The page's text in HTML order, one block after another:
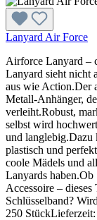
Lanyard Air Force
Airforce Lanyard –
Lanyard sieht nicht
aus wie Action.Der
Metall-Anhänger,
verleiht.Robust,
selbst wird
und langlebig.Dazu
plastisch und
coole Mädels und
Lanyards haben.Ob
Accessoire –
Schlüsselband?
250